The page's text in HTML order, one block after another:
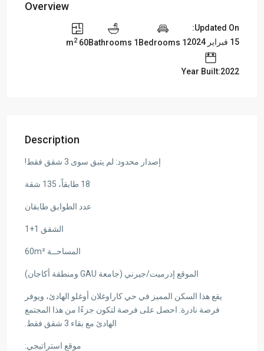
Overview
Updated On:
15 فبراير 2024
1 Bedrooms
1 Bathrooms
60 m
2
Year Built:2022
Description
إصدار محدود: لم يتبق سوى 3 شقق فقط!
18 طابقاً، 135 شقة
عدد الطوابق طابقان
الشقق 1+1
المساحــة 60m²
الموقع إدرميت/جيرني (جامعة GAU ومنطقة أكاجان)
يقع هذا السكن المميز في حي كاراوغلان أوغلو الهادئ، ويوفر
فرصة نادرة. احصل على فرصة لتكون جزءًا من هذا المجتمع
الهادئ مع بقاء 3 شقق فقط.
موقع استراتيجي: